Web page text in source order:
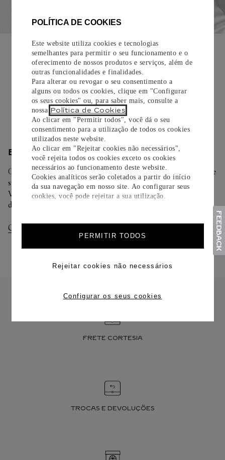
POLÍTICA DE COOKIES
Este website utiliza cookies e tecnologias
semelhantes para permitir o seu funcionamento e o
oferecimento de nossos produtos e serviços, além de
outras funcionalidades e finalidades.
Para alterar ou revogar o seu consentimento a
alguns ou todos os cookies, clique em "Configurar
os seus cookies" ou, para saber mais, consulte a
nossa Política de Cookies
Ao clicar em "Permitir todos", você dá o seu
consentimento para a utilização de todos os cookies
utilizados neste website.
Ao clicar em "Rejeitar cookies não necessários",
você rejeita todos os cookies exceto os cookies
necessários ao funcionamento deste website.
Cookies analíticos serão coletados a partir do início
da sua navegação em nosso site. Ao configurar seus
cookies, você pode rejeitar a sua utilização.
PERMITIR TODOS
Rejeitar cookies não necessários
Configurar os seus cookies
EMBALAGEM PARA PRESENTE
Todos os pedidos de nossa e-Boutique Cartier são
cuidadosamente embrulhados para presente e oferecem a
opção de adicionar um cartão personalizado.
Saiba mais
ENTREGA/DEVOLUÇÃO
Oferecemos diferentes opções de entrega. Selecione o envio de
sua preferência na finalização de seu pedido.
Você pode trocar ou devolver sua criação Cartier em até 30
dias.
Consultar Entregas
FRETE CORTESIA
TROCAS E DEVOLUÇÕES